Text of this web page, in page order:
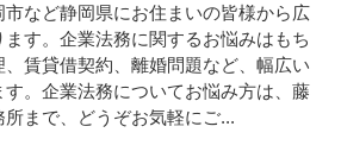
など静岡県にお住まいの皆様から広
す。企業法務に関するお悩みはもち
賃貸借契約、離婚問題など、幅広い
。企業法務についてお悩み方は、藤
まで、どうぞお気軽にご...